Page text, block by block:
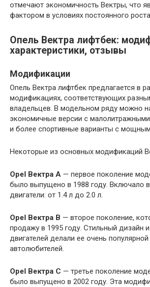
отмечают экономичность Вектры, что
фактором в условиях постоянного
Опель Вектра лифтбек:
характеристики, отзывы
Модификации
Опель Вектра лифтбек предлагается в
модификациях, соответствующих
владельцев. В модельном ряду можно
экономичные версии с малолитражными
и более спортивные варианты с
Некоторые из основных модификаций
Opel Вектра A — первое поколение
было выпущено в 1988 году. Включало
двигатели: от 1.4 л до 2.0 л.
Opel Вектра B — второе поколение,
продажу в 1995 году. Стильный дизайн
двигателей делали ее очень
автолюбителей.
Opel Вектра C — третье поколение
было выпущено в 2002 году. Эта